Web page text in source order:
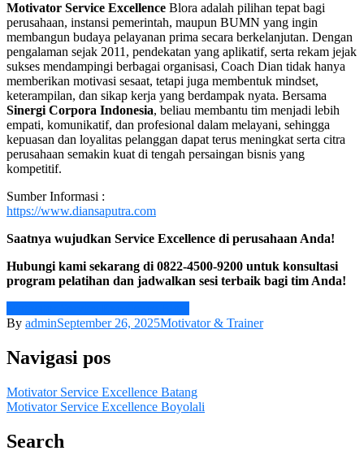
Motivator Service Excellence Blora adalah pilihan tepat bagi
perusahaan, instansi pemerintah, maupun BUMN yang ingin
membangun budaya pelayanan prima secara berkelanjutan. Dengan
pengalaman sejak 2011, pendekatan yang aplikatif, serta rekam jejak
sukses mendampingi berbagai organisasi, Coach Dian tidak hanya
memberikan motivasi sesaat, tetapi juga membentuk mindset,
keterampilan, dan sikap kerja yang berdampak nyata. Bersama
Sinergi Corpora Indonesia, beliau membantu tim menjadi lebih
empati, komunikatif, dan profesional dalam melayani, sehingga
kepuasan dan loyalitas pelanggan dapat terus meningkat serta citra
perusahaan semakin kuat di tengah persaingan bisnis yang
kompetitif.
Sumber Informasi :
https://www.diansaputra.com
Saatnya wujudkan Service Excellence di perusahaan Anda!
Hubungi kami sekarang di 0822-4500-9200 untuk konsultasi
program pelatihan dan jadwalkan sesi terbaik bagi tim Anda!
By adminSeptember 26, 2025Motivator & Trainer
Navigasi pos
Motivator Service Excellence Batang
Motivator Service Excellence Boyolali
Search